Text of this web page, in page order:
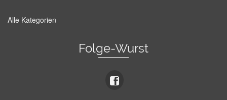
Alle Kategorien
Folge-Wurst